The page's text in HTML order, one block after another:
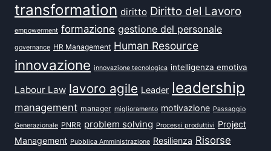
transformation diritto Diritto del Lavoro
empowerment formazione gestione del personale
governance HR Management Human Resource
innovazione innovazione tecnologica intelligenza emotiva
Labour Law lavoro agile Leader leadership
management manager miglioramento motivazione Passaggio
Generazionale PNRR problem solving Processi produttivi Project
Management Pubblica Amministrazione Resilienza Risorse